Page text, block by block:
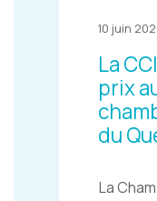
10 juin
La
prix
du
La